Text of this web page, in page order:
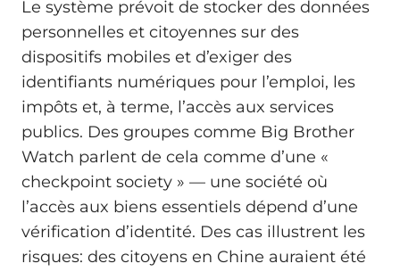
Le système prévoit de stocker des données
personnelles et citoyennes sur des
dispositifs mobiles et d’exiger des
identifiants numériques pour l’emploi, les
impôts et, à terme, l’accès aux services
publics. Des groupes comme Big Brother
Watch parlent de cela comme d’une «
checkpoint society » — une société où
l’accès aux biens essentiels dépend d’une
vérification d’identité. Des cas illustrent les
risques: des citoyens en Chine auraient été